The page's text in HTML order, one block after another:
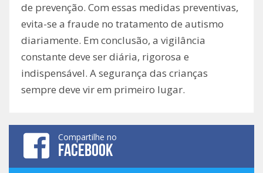
de prevenção. Com essas medidas preventivas,
evita-se a fraude no tratamento de autismo
diariamente. Em conclusão, a vigilância
constante deve ser diária, rigorosa e
indispensável. A segurança das crianças
sempre deve vir em primeiro lugar.
Compartilhe no
FACEBOOK